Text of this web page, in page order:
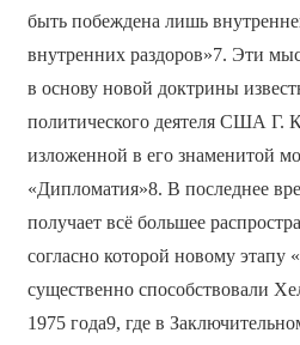
быть побеждена лишь
внутренних раздоров»7. Эти
в основу новой доктрины
политического деятеля США Г.
изложенной в его знаменитой
«Дипломатия»8. В последнее
получает всё большее
согласно которой новому этапу
существенно способствовали
1975 года9, где в